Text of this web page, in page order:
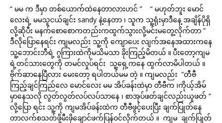
“ မမ က ဒီမှာ တစ်ယောက်ထဲနေတာလားဟင် ” “ မဟုတ်ဘူး မောင်
လေးရဲ့ မမသူငယ်ချင်း sandy နဲ့နေတာ ၊ သူက သူ့ရုံးမှာဒီနေ့ အချိန်ပိုရှိ
လို့ဆိုပီး မနက်စောစောကတည်းကထွက်သွားလို့မင်းမတွေ့လိုက်တာ ”
ဒီလိုပြောနေရင်း ကျမလည်း သူ့ကို ကျောပေး လျက်အနေအထားကနေ
သူ့ဘောင်းဘီရဲ့ ဂွကြားထဲကိုမသိမသာ ခိုးကြည့်မိတယ် ။ ပီးတော့ကျမ
ရဲ့တင်သားတွေကို တမင်လှုပ်ရင်း သူ့ရှေ့ကနေ ထွက်လာမိပါတယ် ။
ဗိုက်ဆာနေပြီလား မေးတော့ ရပါတယ်မမ တဲ့ ။ ကျမလည်း “တီဗီ
ကြည့်ချင်ကြည်လေ မောင်လေး မမ အိပ်ခန်းထဲမှာ တီဗီက ၊ကိုယ့်အိမ်
မှာနေသလို လွတ်လွတ်လပ်လပ်သာနေ ၊ စာအုပ်ဖတ်ချင်လည်းယူဖတ် ”
လို့ပြော ရင်း သူ့ကို ကျမအိပ်ခန်းထဲက တီဗီဖွင့်ပေးပြီး ချက်ပြုတ်နေ
တာလက်စသတ်ဖို့မီးဖိုချောင်ဖက်ပြန်ဝင်လိုက်တယ် ။ ကျမ ချက်ပြုတ်